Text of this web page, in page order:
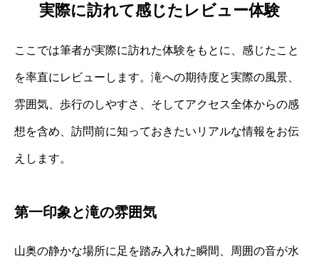
実際に訪れて感じたレビュー体験
ここでは筆者が実際に訪れた体験をもとに、感じたこと
を率直にレビューします。滝への期待度と実際の風景、
雰囲気、歩行のしやすさ、そしてアクセス全体からの感
想を含め、訪問前に知っておきたいリアルな情報をお伝
えします。
第一印象と滝の雰囲気
山奥の静かな場所に足を踏み入れた瞬間、周囲の音が水